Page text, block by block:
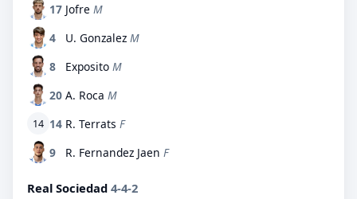
17 Jofre M
4
U. Gonzalez M
8
Exposito M
20 A. Roca M
14 14 R. Terrats F
9
R. Fernandez Jaen F
Real Sociedad 4-4-2